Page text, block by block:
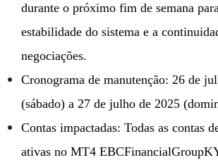
durante o próximo fim de semana
estabilidade do sistema e a
negociações.
Cronograma de manutenção: 26 de
(sábado) a 27 de julho de 2025
Contas impactadas: Todas as contas
ativas no MT4